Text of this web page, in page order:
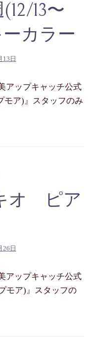
13〜
ーカラー
13日
アップキャッチ公式
モア)』スタッフのみ
オ ピア
26日
アップキャッチ公式
モア)』スタッフの